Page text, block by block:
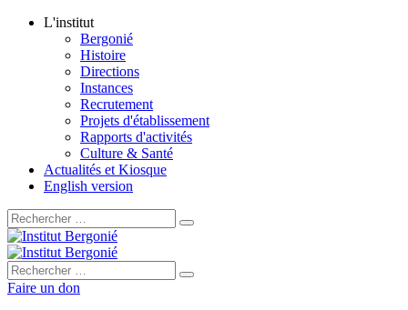
L'institut
Bergonié
Histoire
Directions
Instances
Recrutement
Projets d'établissement
Rapports d'activités
Culture & Santé
Actualités et Kiosque
English version
Rechercher :
Rechercher :
Faire un don